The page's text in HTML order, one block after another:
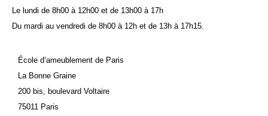
Le lundi de 8h00 à 12h00 et de 13h00 à 17h
Du mardi au vendredi de 8h00 à 12h et de 13h à 17h15.
École d’ameublement de Paris
La Bonne Graine
200 bis, boulevard Voltaire
75011 Paris